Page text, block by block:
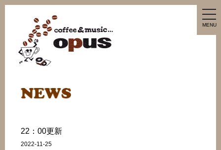
MENU
22：00更新
2022-11-25